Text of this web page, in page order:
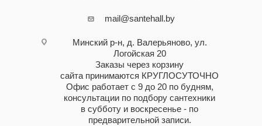
mail@santehall.by
Минский р-н, д. Валерьяново, ул.
Логойская 20
Заказы через корзину
сайта принимаются КРУГЛОСУТОЧНО
Офис работает с 9 до 20 по будням,
консультации по подбору сантехники
в субботу и воскресенье - по
предварительной записи.